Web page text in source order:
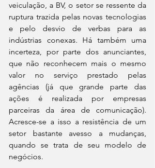
veiculação, a BV, o setor se ressente da
ruptura trazida pelas novas tecnologias
e pelo desvio de verbas para as
indústrias conexas. Há também uma
incerteza, por parte dos anunciantes,
que não reconhecem mais o mesmo
valor no serviço prestado pelas
agências (já que grande parte das
ações é realizada por empresas
parceiras da área de comunicação).
Acresce-se a isso a resistência de um
setor bastante avesso a mudanças,
quando se trata de seu modelo de
negócios.